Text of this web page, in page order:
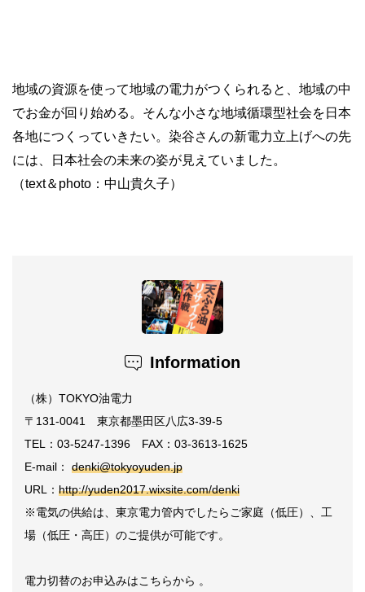
地域の資源を使って地域の電力がつくられると、地域の中
でお金が回り始める。そんな小さな地域循環型社会を日本
各地につくっていきたい。染谷さんの新電力立上げへの先
には、日本社会の未来の姿が見えていました。
（text＆photo：中山貴久子）
Information
（株）TOKYO油電力
〒131-0041 東京都墨田区八広3-39-5
TEL：03-5247-1396 FAX：03-3613-1625
E-mail： denki@tokyoyuden.jp
URL： http://yuden2017.wixsite.com/denki
※電気の供給は、東京電力管内でしたらご家庭（低圧）、工
場（低圧・高圧）のご提供が可能です。
電力切替のお申込みはこちらから 。